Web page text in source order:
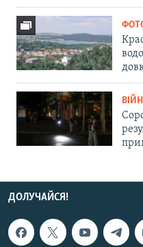
ДОЛУЧАЙСЯ!